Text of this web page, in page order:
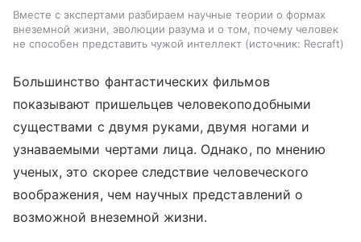
Вместе с экспертами разбираем научные теории о формах
внеземной жизни, эволюции разума и о том, почему человек
не способен представить чужой интеллект
источник: Recraft
Большинство фантастических фильмов
показывают пришельцев человекоподобными
существами с двумя руками, двумя ногами и
узнаваемыми чертами лица. Однако, по мнению
ученых, это скорее следствие человеческого
воображения, чем научных представлений о
возможной внеземной жизни.